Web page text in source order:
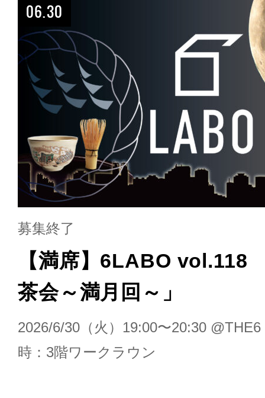
06.30
募集終了
【満席】6LABO vol.118
茶会～満月回～」
2026/6/30（火）19:00〜20:30
時：3階ワークラウン